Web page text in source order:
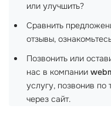
или улучшить?
Сравнить
отзывы,
Позвонить или
нас в компании
услугу, позвонив по
через сайт.